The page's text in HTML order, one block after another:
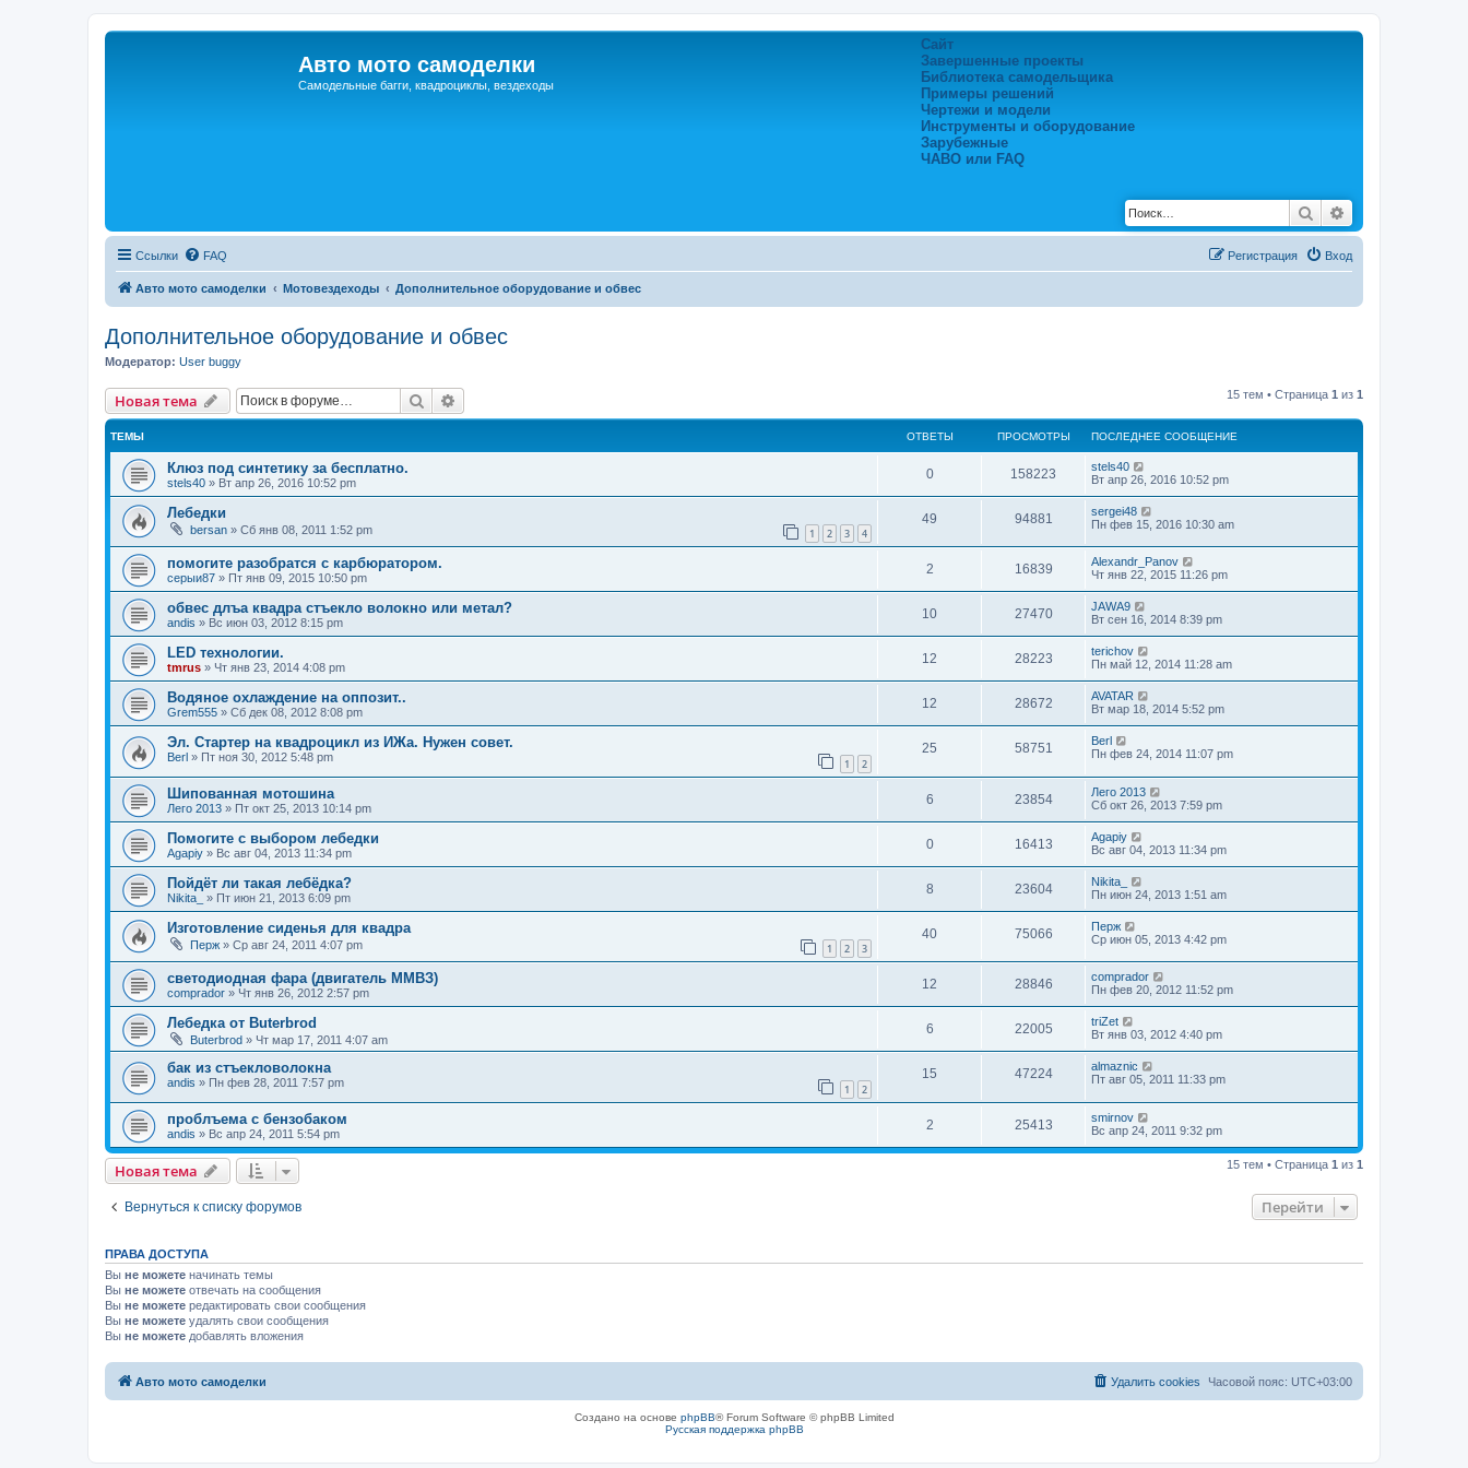
Авто мото самоделки
Самодельные багги, квадроциклы, вездеходы
Сайт
Завершенные проекты
Библиотека самодельщика
Примеры решений
Чертежи и модели
Инструменты и оборудование
Зарубежные
ЧАВО или FAQ
Поиск
Ссылки FAQ Вход
Регистрация
Авто мото самоделки Мотовездеходы Дополнительное оборудование и обвес
Дополнительное оборудование и обвес
Модератор: User buggy
Новая тема Поиск 15 тем • Страница 1 из 1
ТЕМЫ ОТВЕТЫ ПРОСМОТРЫ ПОСЛЕДНЕЕ СООБЩЕНИЕ
Клюз под синтетику за бесплатно.
stels40 » Вт апр 26, 2016 10:52 pm
0 158223
stels40
Вт апр 26, 2016 10:52 pm
Лебедки
bersan » Сб янв 08, 2011 1:52 pm 1 2 3 4
49 94881
sergei48
Пн фев 15, 2016 10:30 am
помогите разобратся с карбюратором.
серыи87 » Пт янв 09, 2015 10:50 pm
2 16839
Alexandr_Panov
Чт янв 22, 2015 11:26 pm
обвес длъа квадра стъекло волокно или метал?
andis » Вс июн 03, 2012 8:15 pm
10 27470
JAWA9
Вт сен 16, 2014 8:39 pm
LED технологии.
tmrus » Чт янв 23, 2014 4:08 pm
12 28223
terichov
Пн май 12, 2014 11:28 am
Водяное охлаждение на оппозит..
Grem555 » Сб дек 08, 2012 8:08 pm
12 28672
AVATAR
Вт мар 18, 2014 5:52 pm
Эл. Стартер на квадроцикл из ИЖа. Нужен совет.
Berl » Пт ноя 30, 2012 5:48 pm 1 2
25 58751
Berl
Пн фев 24, 2014 11:07 pm
Шипованная мотошина
Лего 2013 » Пт окт 25, 2013 10:14 pm
6 23854
Лего 2013
Сб окт 26, 2013 7:59 pm
Помогите с выбором лебедки
Agapiy » Вс авг 04, 2013 11:34 pm
0 16413
Agapiy
Вс авг 04, 2013 11:34 pm
Пойдёт ли такая лебёдка?
Nikita_ » Пт июн 21, 2013 6:09 pm
8 23604
Nikita_
Пн июн 24, 2013 1:51 am
Изготовление сиденья для квадра
Перж » Ср авг 24, 2011 4:07 pm 1 2 3
40 75066
Перж
Ср июн 05, 2013 4:42 pm
светодиодная фара (двигатель ММВЗ)
comprador » Чт янв 26, 2012 2:57 pm
12 28846
comprador
Пн фев 20, 2012 11:52 pm
Лебедка от Buterbrod
Buterbrod » Чт мар 17, 2011 4:07 am
6 22005
triZet
Вт янв 03, 2012 4:40 pm
бак из стъекловолокна
andis » Пн фев 28, 2011 7:57 pm 1 2
15 47224
almaznic
Пт авг 05, 2011 11:33 pm
проблъема с бензобаком
andis » Вс апр 24, 2011 5:54 pm
2 25413
smirnov
Вс апр 24, 2011 9:32 pm
Новая тема 15 тем • Страница 1 из 1
Вернуться к списку форумов Перейти
ПРАВА ДОСТУПА
Вы не можете начинать темы
Вы не можете отвечать на сообщения
Вы не можете редактировать свои сообщения
Вы не можете удалять свои сообщения
Вы не можете добавлять вложения
Авто мото самоделки Часовой пояс: UTC+03:00
Удалить cookies
Создано на основе phpBB® Forum Software © phpBB Limited
Русская поддержка phpBB